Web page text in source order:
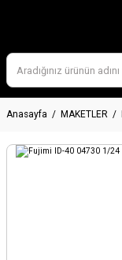
Anasayfa MAKETLER